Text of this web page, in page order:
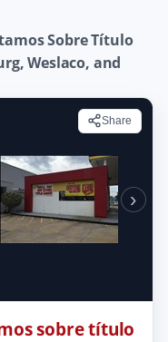
Sobre Título
Weslaco, and
Share
›
sobre título